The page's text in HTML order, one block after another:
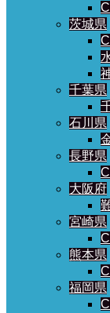
茨城県
千葉県
石川県
長野県
大阪府
宮崎県
熊本県
福岡県